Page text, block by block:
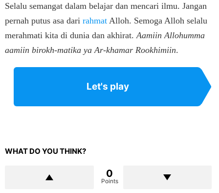
Selalu semangat dalam belajar dan mencari ilmu. Jangan
pernah putus asa dari rahmat Alloh. Semoga Alloh selalu
merahmati kita di dunia dan akhirat. Aamiin Allohumma
aamiin birokh-matika ya Ar-khamar Rookhimiin.
Let's play
WHAT DO YOU THINK?
0
Points